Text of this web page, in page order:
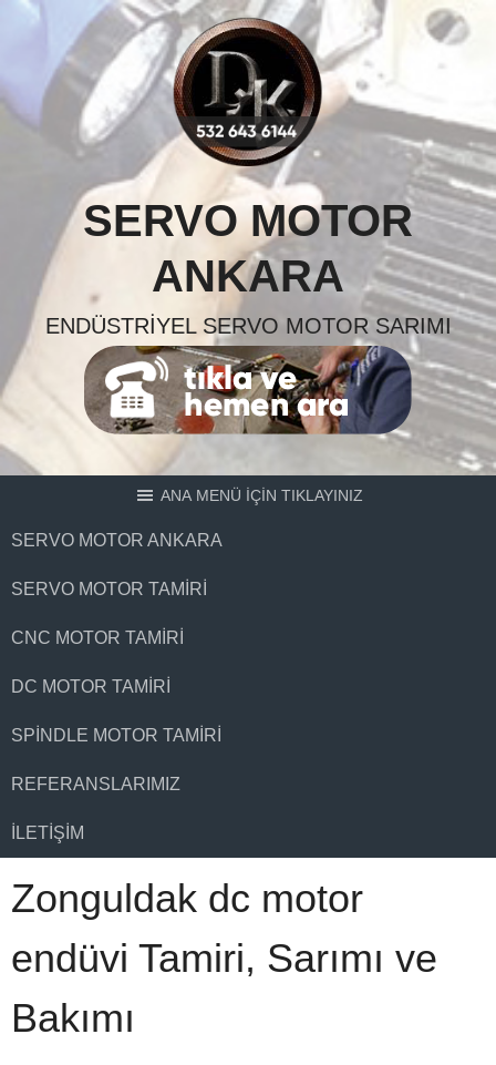
Skip
content
SERVO MOTOR
ANKARA
ENDÜSTRIYEL SERVO MOTOR SARIMI
ANA MENÜ İÇİN TIKLAYINIZ
SERVO MOTOR ANKARA
SERVO MOTOR TAMIRI
CNC MOTOR TAMIRI
DC MOTOR TAMIRI
SPINDLE MOTOR TAMIRI
REFERANSLARIMIZ
İLETIŞIM
Zonguldak dc motor
endüvi Tamiri, Sarımı ve
Bakımı